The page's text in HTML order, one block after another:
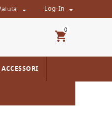
 Log-In 
0
ACCESSORI